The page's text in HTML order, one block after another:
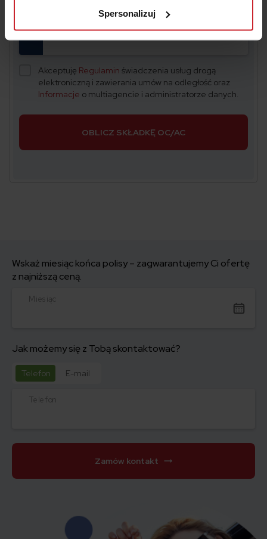
Spersonalizuj
Akceptuję Regulamin świadczenia usług drogą
elektroniczną i zawierania umów na odległość oraz
Informacje o multiagencie i administratorze danych.
OBLICZ SKŁADKĘ OC/AC
Wskaż miesiąc końca polisy – zagwarantujemy Ci ofertę
z najniższą ceną.
Miesiąc
Jak możemy się z Tobą skontaktować?
Telefon E-mail
Telefon
Zamów kontakt